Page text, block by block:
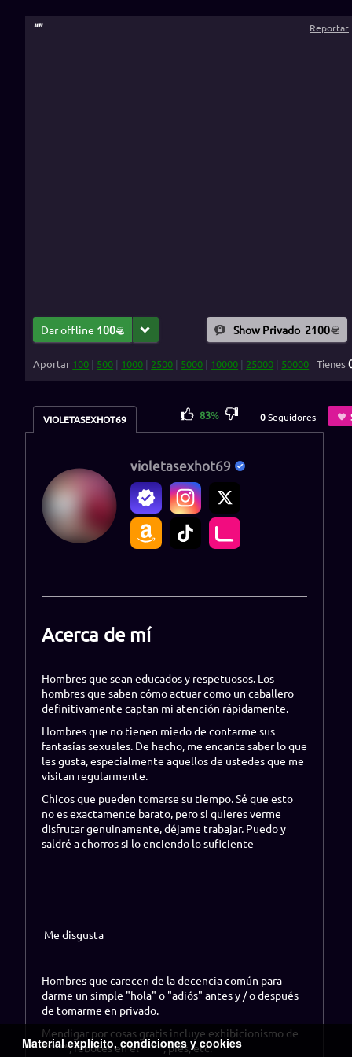
Material explícito, condiciones y cookies
“” Reportar
Dar offline 100 Show Privado 2100
Aportar 100 | 500 | 1000 | 2500 | 5000 | 10000 | 25000 | 50000 Tienes
VIOLETASEXHOT69 83% 0Seguidores
violetasexhot69
Acerca de mí
Hombres que sean educados y respetuosos. Los
hombres que saben cómo actuar como un caballero
definitivamente captan mi atención rápidamente.
Hombres que no tienen miedo de contarme sus
fantasías sexuales. De hecho, me encanta saber lo que
les gusta, especialmente aquellos de ustedes que me
visitan regularmente.
Chicos que pueden tomarse su tiempo. Sé que esto
no es exactamente barato, pero si quieres verme
disfrutar genuinamente, déjame trabajar. Puedo y
saldré a chorros si lo enciendo lo suficiente
Me disgusta
Hombres que carecen de la decencia común para
darme un simple "hola" o "adiós" antes y / o después
de tomarme en privado.
Mendigar por cosas gratis incluye exhibicionismo de
*****, rebotes en el ****, pies, etc.